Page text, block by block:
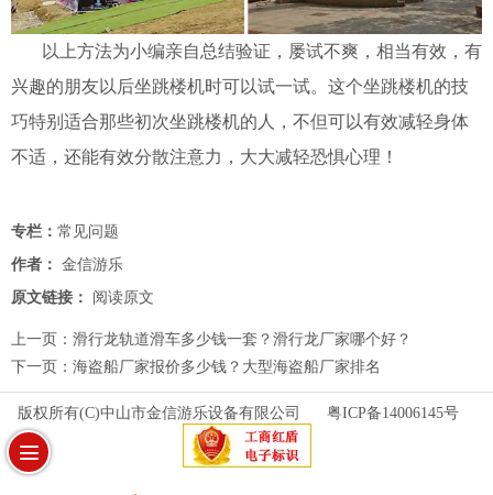
以上方法为小编亲自总结验证，屡试不爽，相当有效，有
兴趣的朋友以后坐跳楼机时可以试一试。这个坐跳楼机的技
巧特别适合那些初次坐跳楼机的人，不但可以有效减轻身体
不适，还能有效分散注意力，大大减轻恐惧心理！
专栏： 常见问题
作者： 金信游乐
原文链接：
阅读原文
上一页： 滑行龙轨道滑车多少钱一套？滑行龙厂家哪个好？
下一页： 海盗船厂家报价多少钱？大型海盗船厂家排名
版权所有(C)中山市金信游乐设备有限公司 粤ICP备14006145号